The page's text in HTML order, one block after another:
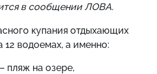
в сообщении ЛОВА.
купания отдыхающих
12 водоемах, а именно:
пляж на озере,